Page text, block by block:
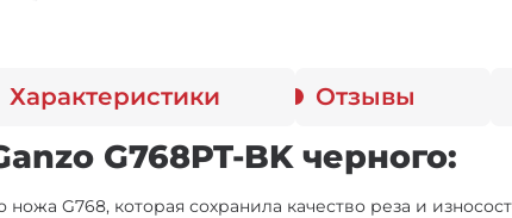
Характеристики Отзывы
G768PT-BK черного:
G768, которая сохранила качество реза и